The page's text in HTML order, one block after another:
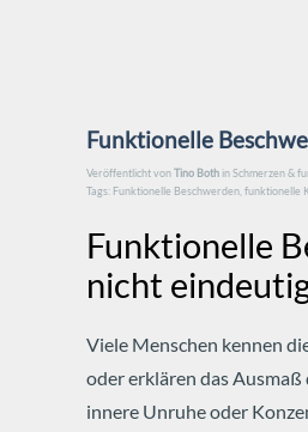
Funktionelle
Veröffentlicht vonTino Both inSchmerzen &
Tags: Funktionelle Beschwerden,funktionelle
Funktionelle
nicht
Viele Menschen kennen
oder erklären das Ausmaß
innere Unruhe oder